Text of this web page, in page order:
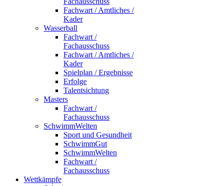
Fachwart / Amtliches /
Kader
Wasserball
Fachwart /
Fachausschuss
Fachwart / Amtliches /
Kader
Spielplan / Ergebnisse
Erfolge
Talentsichtung
Masters
Fachwart /
Fachausschuss
SchwimmWelten
Sport und Gesundheit
SchwimmGut
SchwimmWelten
Fachwart /
Fachausschuss
Wettkämpfe